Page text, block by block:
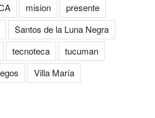
mision
presente
Santos de la Luna Negra
tecnoteca
tucuman
Villa María